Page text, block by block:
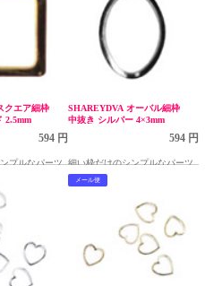
クエア細枠
2.5mm
594 円
プルなパーツ
SHAREYDVA オーバル細枠
中抜き シルバー 4×3mm
594 円
細い枠だけのシンプルなパーツ
メール便